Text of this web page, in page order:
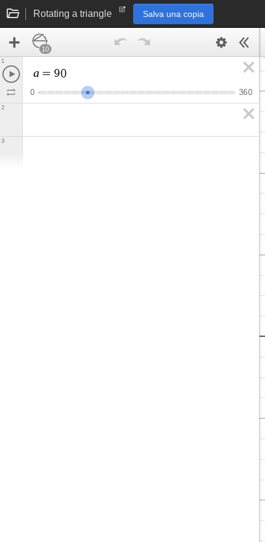
Rotating a triangle Salva una copia
10
a = 90
0 360
1
2
3